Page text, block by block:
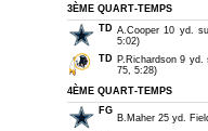
3ÈME QUART-TEMPS
TD A.Cooper 10 yd.
5:02)
TD P.Richardson 9 yd.
75, 5:28)
4ÈME QUART-TEMPS
FG
B.Maher 25 yd.